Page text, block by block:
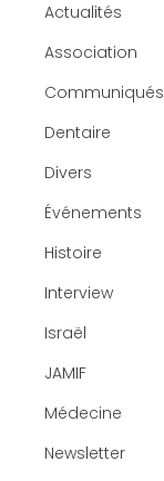
Actualités
Association
Communiqués
Dentaire
Divers
Événements
Histoire
Interview
Israël
JAMIF
Médecine
Newsletter